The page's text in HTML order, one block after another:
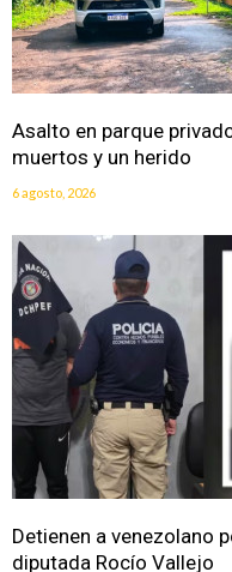
Asalto en parque
muertos y un herido
6 agosto, 2026
Detienen a venezolano
diputada Rocío Vallejo